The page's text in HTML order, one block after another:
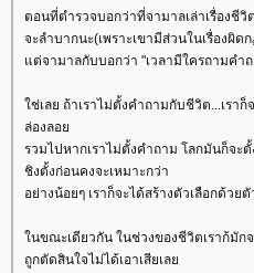
ตอนที่ตำรวจบอกว่าที่จามาลเล่าเรื่องชีวิ
จะลำบากนะ(เพราะเขามีส่วนในเรื่องผิด
ต่จามาลกับบอกว่า "เวลามีใครถามคำถ
ช่เลย ถ้าเราไม่ตั้งคำถามกับชีวิต...เรา
ล่องลอ
รวมไปหากเราไม่ตั้งคำถาม โลกมันก็จะ
ชิงตั้งก่อนคงจะเหมาะกว่า
อย่างน้อยๆ เราก็จะได้สร้างตัวเลือกด้วยตั
นขณะเดียวกัน ในช่วงของชีวิตเราก้มัก
ถูกตัดสินใจไม่ได้เอาเสียเล